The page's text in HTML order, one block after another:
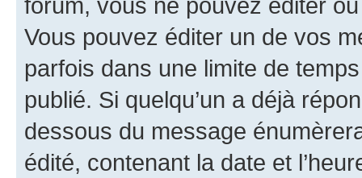
Vous pouvez éditer un de vos
parfois dans une limite de
publié. Si quelqu’un a déjà
dessous du message
édité, contenant la date et